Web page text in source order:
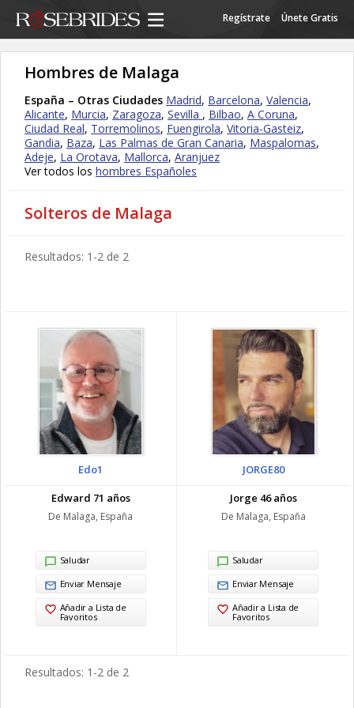
Regístrate Únete Gratis
Hombres de Malaga
España – Otras Ciudades Madrid, Barcelona, Valencia,
Alicante, Murcia, Zaragoza, Sevilla , Bilbao, A Coruna,
Ciudad Real, Torremolinos, Fuengirola, Vitoria-Gasteiz,
Gandia, Baza, Las Palmas de Gran Canaria, Maspalomas,
Adeje, La Orotava, Mallorca, Aranjuez
Ver todos los hombres Españoles
Solteros de Malaga
Resultados: 1-2 de 2
Edo1
Edward 71 años
De Malaga, España
Saludar
Enviar Mensaje
Añadir a Lista de
Favoritos
JORGE80
Jorge 46 años
De Malaga, España
Saludar
Enviar Mensaje
Añadir a Lista de
Favoritos
Resultados: 1-2 de 2